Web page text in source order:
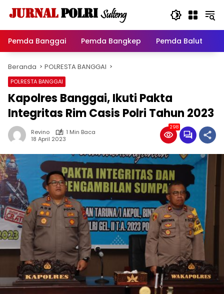
Pemda Banggai
Pemda Bangkep Pemda Balut
Beranda POLRESTA BANGGAI
POLRESTA BANGGAI
Kapolres Banggai, Ikuti Pakta
Integritas Rim Casis Polri Tahun 2023
Revino
1 Min Baca
18 April 2023
298